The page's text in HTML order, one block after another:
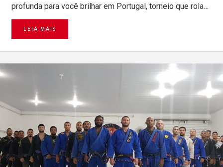
profunda para você brilhar em Portugal, torneio que rola…
LEIA MAIS